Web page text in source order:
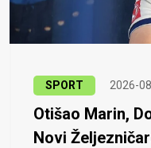
SPORT 2026-
Otišao Marin,
Novi